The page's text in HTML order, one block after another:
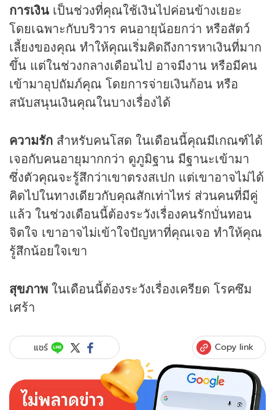
การเงิน เป็นช่วงที่คุณใช้เงินไปค่อนข้างเยอะ
โดยเฉพาะกับบริวาร คนอายุน้อยกว่า หรือสัตว์
เลี้ยงของคุณ ทำให้คุณเริ่มคิดถึงการหาเงินที่มาก
ขึ้น แต่ในช่วงกลางเดือนไป อาจมีงาน หรือมีคน
เข้ามาอุปถัมภ์คุณ โดยการจ่ายเงินก้อน หรือ
สนับสนุนเงินคุณในบางเรื่องได้
ความรัก สำหรับคนโสด ในเดือนนี้คุณมีเกณฑ์ได้
เจอกับคนอายุมากกว่า ดูภูมิฐาน มีฐานะเข้ามา
ซึ่งตัวคุณจะรู้สึกว่าเขาตรงสเปก แต่เขาอาจไม่ได้
คิดไปในทางเดียวกับคุณสักเท่าไหร่ ส่วนคนที่มีคู่
แล้ว ในช่วงเดือนนี้ต้องระวังเรื่องคนรักบั่นทอน
จิตใจ เขาอาจไม่เข้าใจปัญหาที่คุณเจอ ทำให้คุณ
รู้สึกน้อยใจเขา
สุขภาพ ในเดือนนี้ต้องระวังเรื่องเครียด โรคซึม
เศร้า
แชร์ Copy link